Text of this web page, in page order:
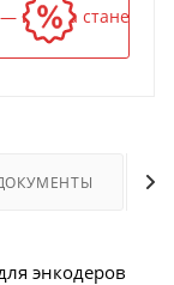
и цена станет
энкодеров